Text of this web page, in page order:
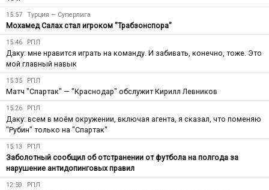
15:57 Турция — Суперлига
Мохамед Салах стал игроком "Трабзонспора"
15:46 РПЛ
Даку: мне нравится играть на команду. И забивать, конечно, тоже. Это
мой главный навык
15:35 РПЛ
Матч "Спартак" — "Краснодар" обслужит Кирилл Левников
15:26 РПЛ
Даку: всем в моём окружении, включая агента, я сказал, что поменяю
"Рубин" только на "Спартак"
15:13 РПЛ
Заболотный сообщил об отстранении от футбола на полгода за
нарушение антидопинговых правил
12:59 РПЛ